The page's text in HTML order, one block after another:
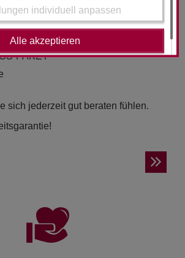
individuell anpassen
Alle akzeptieren
PAKET
sich jederzeit gut beraten fühlen.